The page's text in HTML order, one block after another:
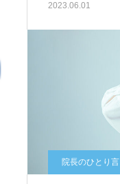
2023.06.01
院長のひとり言